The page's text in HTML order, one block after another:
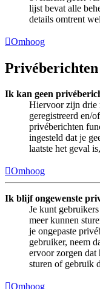
lijst bevat alle
details omtrent
Omhoog
Privéberichten
Ik kan geen
Hiervoor zijn drie
geregistreerd en/
privéberichten
ingesteld dat je
laatste het geval
Omhoog
Ik blijf ongewenste
Je kunt
meer kunnen
je ongepaste
gebruiker, neem
ervoor zorgen
sturen of gebruik
Omhoog